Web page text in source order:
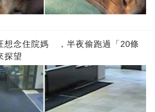
想念住院媽 ，半夜偷跑過「20條
探望